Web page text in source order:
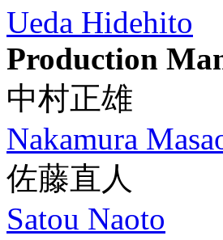
Ueda Hidehito
Production
中村正雄
Nakamura
佐藤直人
Satou Naoto